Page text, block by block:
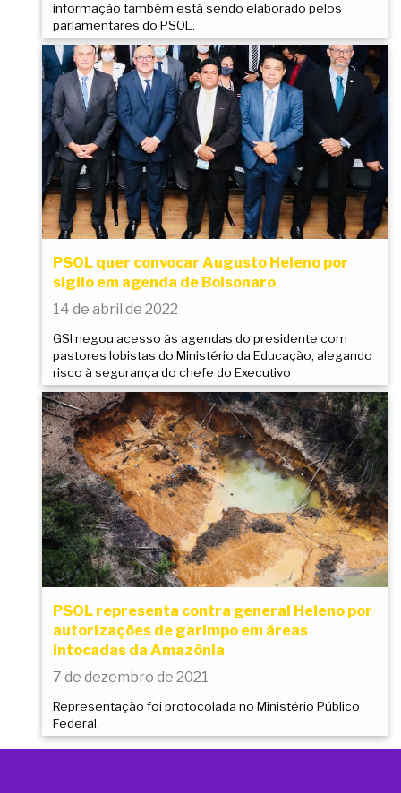
informação também está sendo elaborado pelos
parlamentares do PSOL.
PSOL quer convocar Augusto Heleno por
sigilo em agenda de Bolsonaro
14 de abril de 2022
GSI negou acesso às agendas do presidente com
pastores lobistas do Ministério da Educação, alegando
risco à segurança do chefe do Executivo
PSOL representa contra general Heleno por
autorizações de garimpo em áreas
intocadas da Amazônia
7 de dezembro de 2021
Representação foi protocolada no Ministério Público
Federal.